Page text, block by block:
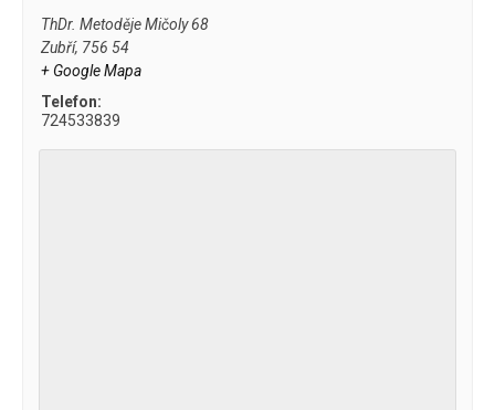
ThDr. Metoděje Mičoly 68
Zubří, 756 54
+ Google Mapa
Telefon:
724533839